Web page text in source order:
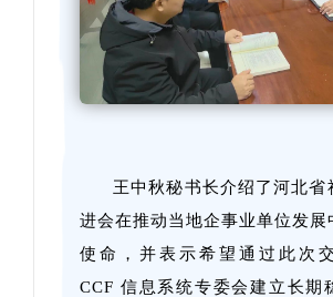
王中秋秘书长介绍了河北省
进会在推动当地企事业单位发展
使命，并表示希望通过此次
CCF 信息系统专委会建立长期